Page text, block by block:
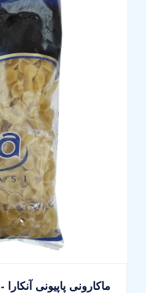
ماکارونی پاپیونی آنکارا - 500 گرم